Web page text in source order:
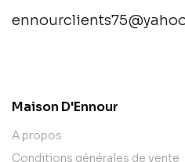
Maison D'Ennour
A propos
Conditions générales de vente